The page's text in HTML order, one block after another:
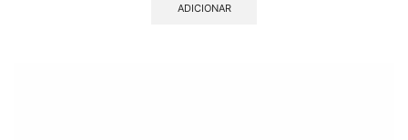
ADICIONAR